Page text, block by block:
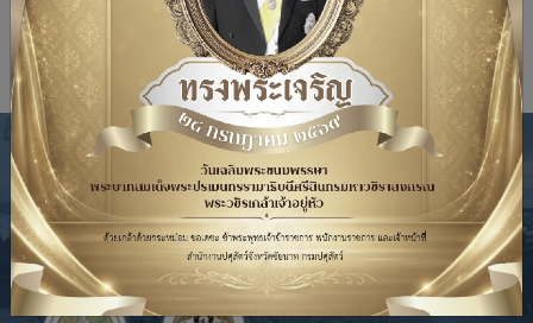
เนื้อหาก่อนหน้า: ปศุสัตว์ Ok
ก่อนหน้า เนื้อหาถัดไป: 5 ธันวาคม วันคล้ายวันพระบรมราชสมภ
ต่อไป